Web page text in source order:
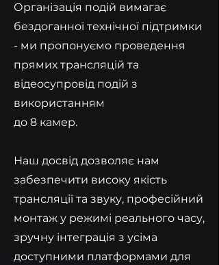
Організація подій вимагає
бездоганної технічної підтримки
- ми пропонуємо проведення
прямих трансляцій та
відеосупровід подій з
використанням
до 8 камер.
Наш досвід дозволяє нам
забезпечити високу якість
трансляції та звуку, професійний
монтаж у режимі реального часу,
зручну інтеграція з усіма
доступними платформами для